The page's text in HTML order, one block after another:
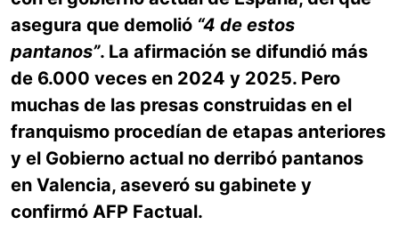
asegura que demolió “4 de estos
pantanos”. La afirmación se difundió más
de 6.000 veces en 2024 y 2025. Pero
muchas de las presas construidas en el
franquismo procedían de etapas anteriores
y el Gobierno actual no derribó pantanos
en Valencia, aseveró su gabinete y
confirmó AFP Factual.